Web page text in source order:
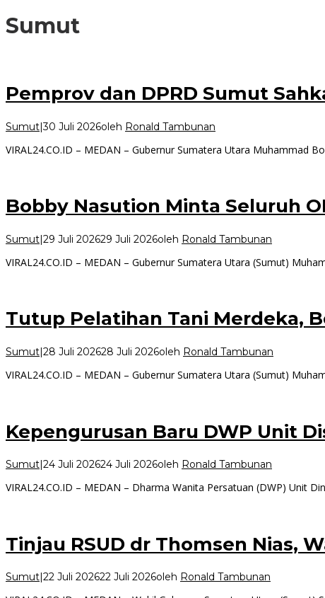
Sumut
Pemprov dan DPRD Sumut
Sumut|30 Juli 2026oleh Ronald Tambunan
VIRAL24.CO.ID – MEDAN – Gubernur Sumatera Utara Muhammad
Bobby Nasution Minta Seluruh
Sumut|29 Juli 202629 Juli 2026oleh Ronald Tambunan
VIRAL24.CO.ID – MEDAN – Gubernur Sumatera Utara (Sumut)
Tutup Pelatihan Tani Merdeka,
Sumut|28 Juli 202628 Juli 2026oleh Ronald Tambunan
VIRAL24.CO.ID – MEDAN – Gubernur Sumatera Utara (Sumut)
Kepengurusan Baru DWP Unit
Sumut|24 Juli 202624 Juli 2026oleh Ronald Tambunan
VIRAL24.CO.ID – MEDAN – Dharma Wanita Persatuan (DWP) Unit
Tinjau RSUD dr Thomsen Nias,
Sumut|22 Juli 202622 Juli 2026oleh Ronald Tambunan